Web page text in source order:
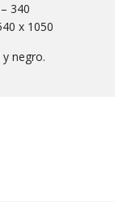
340
x 1050
negro.